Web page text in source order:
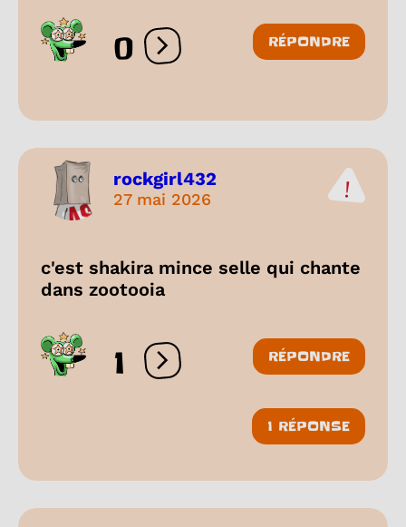
0 Ouvrir les réactions
RÉPONDRE
rockgirl432
27 mai 2026
c'est shakira mince selle qui chante
dans zootooia
1 Ouvrir les réactions
RÉPONDRE
1 RÉPONSE